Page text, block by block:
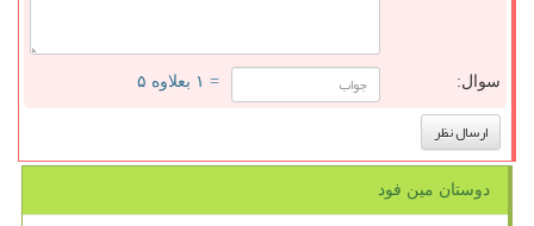
سوال: = ۱ بعلاوه ۵
دوستان مین فود